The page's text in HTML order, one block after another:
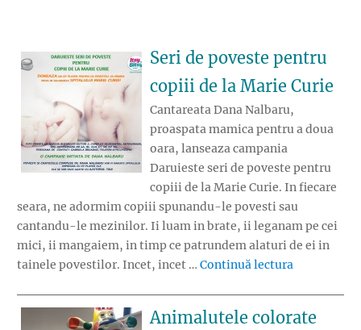
Seri de poveste pentru
copiii de la Marie Curie
Cantareata Dana Nalbaru,
proaspata mamica pentru a doua
oara, lanseaza campania
Daruieste seri de poveste pentru
copiii de la Marie Curie. In fiecare
seara, ne adormim copiii spunandu-le povesti sau
cantandu-le mezinilor. Ii luam in brate, ii leganam pe cei
mici, ii mangaiem, in timp ce patrundem alaturi de ei in
tainele povestilor. Incet, incet … Continuă lectura
Animalutele colorate